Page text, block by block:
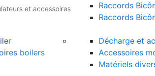
et accessoires
Raccords
Raccords
boilers
Décharge et
Accessoires
Matériels